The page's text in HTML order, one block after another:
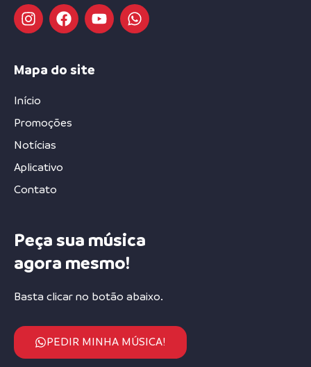
Mapa do site
Início
Promoções
Notícias
Aplicativo
Contato
Peça sua música
agora mesmo!
Basta clicar no botão abaixo.
PEDIR MINHA MÚSICA!